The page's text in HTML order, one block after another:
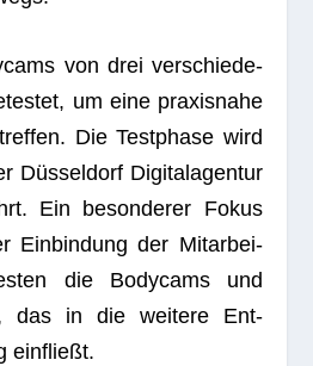
von drei ver­schie­de­
um eine pra­xis­nahe
Die Test­phase wird
Düs­sel­dorf Digi­ta­l­agen­tur
Ein beson­de­rer Fokus
Ein­bin­dung der Mit­ar­bei­
die Body­cams und
das in die wei­tere Ent­
einfließt.